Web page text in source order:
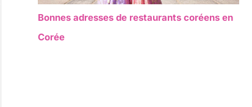
Bonnes adresses de restaurants coréens en
Corée